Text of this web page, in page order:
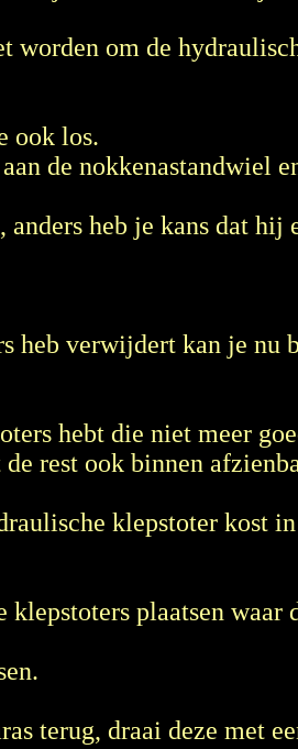
om de
ook los.
de nokkenastandwiel
heb je kans dat hij
heb verwijdert kan je nu
hebt die niet meer
rest ook binnen
klepstoter kost
plaatsen waar
terug, draai deze met